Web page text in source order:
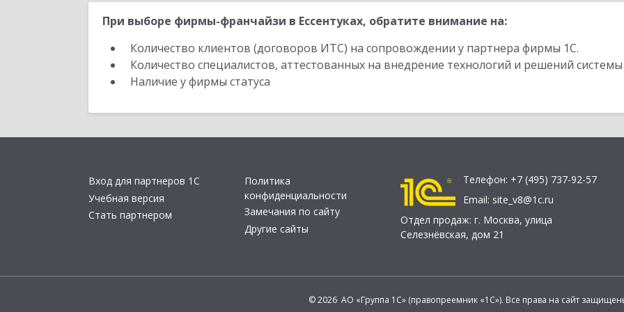
При выборе фирмы-франчайзи в Ессентуках, обратите внимание на:
Количество клиентов (договоров ИТС) на сопровождении у партнера фирмы 1С.
Количество специалистов, аттестованных на внедрение технологий и решений
Наличие у фирмы статуса
Вход для партнеров 1С
Учебная версия
Стать партнером
Политика
конфиденциальности
Замечания по сайту
Другие сайты
Телефон: +7 (495) 737-92-57
Email: site_v8@1c.ru
Отдел продаж: г. Москва, улица
Селезнёвская, дом 21
© 2026 АО «Группа 1С» (правопреемник «1С»). Все права на сайт